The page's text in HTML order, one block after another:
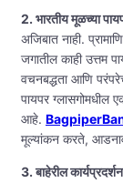
2. भारतीय मूळच्या
अजिबात नाही.
जगातील काही उत्तम
वचनबद्धता आणि
पायपर ग्लासगोमधील
आहे.
मूल्यांकन करते,
3. बाहेरील